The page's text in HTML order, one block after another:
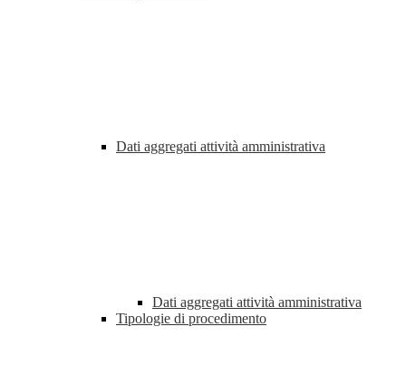
Dati aggregati attività amministrativa
Dati aggregati attività amministrativa
Tipologie di procedimento